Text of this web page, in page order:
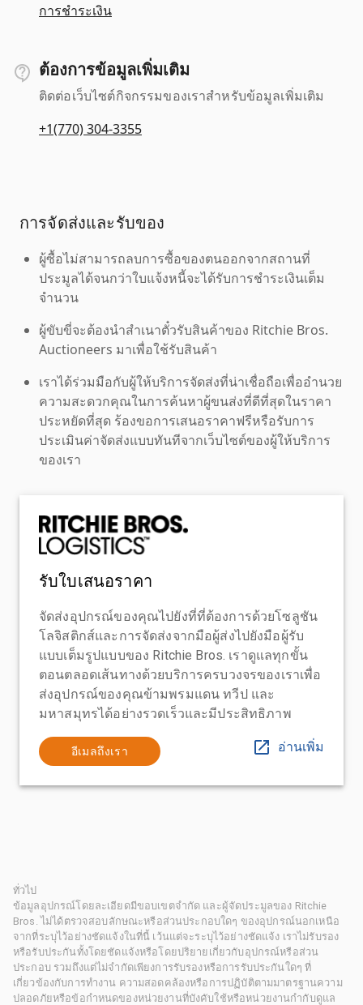
การชำระเงิน
ต้องการข้อมูลเพิ่มเติม
ติดต่อเว็บไซต์กิจกรรมของเราสำหรับข้อมูลเพิ่มเติม
+1(770) 304-3355
การจัดส่งและรับของ
ผู้ซื้อไม่สามารถลบการซื้อของตนออกจากสถานที่
ประมูลได้จนกว่าใบแจ้งหนี้จะได้รับการชำระเงินเต็ม
จำนวน
ผู้ขับขี่จะต้องนำสำเนาตั๋วรับสินค้าของ Ritchie Bros.
Auctioneers มาเพื่อใช้รับสินค้า
เราได้ร่วมมือกับผู้ให้บริการจัดส่งที่น่าเชื่อถือเพื่ออำนวย
ความสะดวกคุณในการค้นหาผู้ขนส่งที่ดีที่สุดในราคา
ประหยัดที่สุด ร้องขอการเสนอราคาฟรีหรือรับการ
ประเมินค่าจัดส่งแบบทันทีจากเว็บไซต์ของผู้ให้บริการ
ของเรา
รับใบเสนอราคา
จัดส่งอุปกรณ์ของคุณไปยังที่ที่ต้องการด้วยโซลูชัน
โลจิสติกส์และการจัดส่งจากมือผู้ส่งไปยังมือผู้รับ
แบบเต็มรูปแบบของ Ritchie Bros. เราดูแลทุกขั้น
ตอนตลอดเส้นทางด้วยบริการครบวงจรของเราเพื่อ
ส่งอุปกรณ์ของคุณข้ามพรมแดน ทวีป และ
มหาสมุทรได้อย่างรวดเร็วและมีประสิทธิภาพ
อีเมลถึงเรา อ่านเพิ่ม
ทั่วไป
ข้อมูลอุปกรณ์โดยละเอียดมีขอบเขตจำกัด และผู้จัดประมูลของ Ritchie
Bros. ไม่ได้ตรวจสอบลักษณะหรือส่วนประกอบใดๆ ของอุปกรณ์นอกเหนือ
จากที่ระบุไว้อย่างชัดแจ้งในที่นี้ เว้นแต่จะระบุไว้อย่างชัดแจ้ง เราไม่รับรอง
หรือรับประกันทั้งโดยชัดแจ้งหรือโดยปริยายเกี่ยวกับอุปกรณ์หรือส่วน
ประกอบ รวมถึงแต่ไม่จำกัดเพียงการรับรองหรือการรับประกันใดๆ ที่
เกี่ยวข้องกับการทำงาน ความสอดคล้องหรือการปฏิบัติตามมาตรฐานความ
ปลอดภัยหรือข้อกำหนดของหน่วยงานที่บังคับใช้หรือหน่วยงานกำกับดูแล